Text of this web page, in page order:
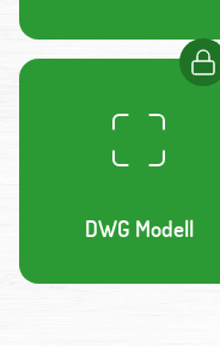
DWG Modell